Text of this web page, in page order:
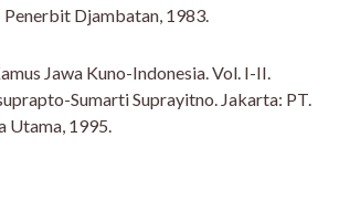
Penerbit Djambatan, 1983.
Jawa Kuno-Indonesia. Vol. I-II.
Sumarti Suprayitno. Jakarta: PT.
Utama, 1995.